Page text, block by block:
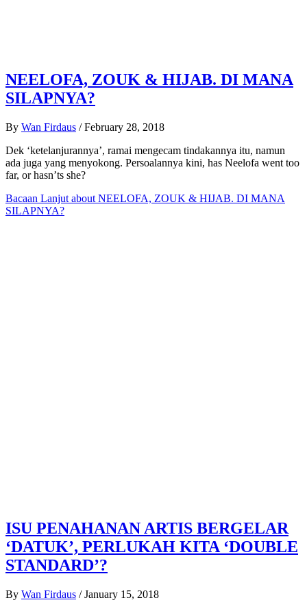
NEELOFA, ZOUK & HIJAB. DI MANA
SILAPNYA?
By Wan Firdaus / February 28, 2018
Dek ‘ketelanjurannya’, ramai mengecam tindakannya itu, namun
ada juga yang menyokong. Persoalannya kini, has Neelofa went too
far, or hasn’ts she?
Bacaan Lanjut about NEELOFA, ZOUK & HIJAB. DI MANA
SILAPNYA?
ISU PENAHANAN ARTIS BERGELAR
‘DATUK’, PERLUKAH KITA ‘DOUBLE
STANDARD’?
By Wan Firdaus / January 15, 2018